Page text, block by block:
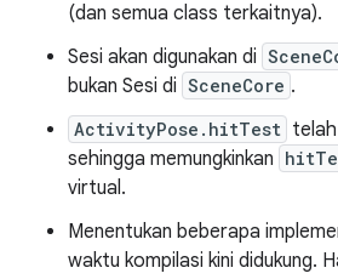
(dan semua class terkaitnya).
Sesi akan digunakan di
bukan Sesi di SceneCore .
ActivityPose.hitTest
sehingga memungkinkan
virtual.
Menentukan beberapa
waktu kompilasi kini didukung.